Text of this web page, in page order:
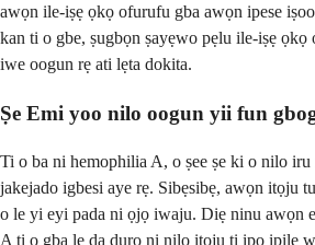
awọn ile-iṣẹ ọkọ ofurufu gba awọn ipese
kan ti o gbe, ṣugbọn ṣayẹwo pẹlu ile-iṣẹ
iwe oogun rẹ ati lẹta dokita.
Ṣe Emi yoo nilo oogun yii fun
Ti o ba ni hemophilia A, o ṣee ṣe ki o nilo
jakejado igbesi aye rẹ. Sibẹsibẹ, awọn itọju
o le yi eyi pada ni ọjọ iwaju. Diẹ ninu awọn
A ti o gba le da duro ni nilo itọju ti ipo ipilẹ